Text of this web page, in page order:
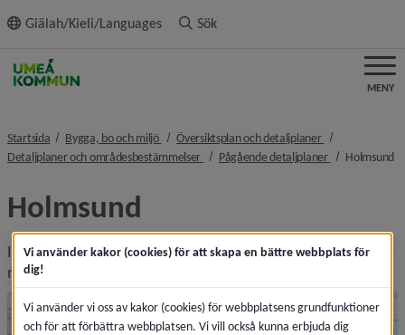
innehållet
Giälah/Kieli/Languages Sök
MENY
Startsida Bygga, bo och miljö nivå i brödsmulenavigeringen
Översiktsplan och detaljplaner nivå i
Detaljplaner och områdesbestämmelser nivå i brödsmulenavigeringen
Pågående detaljplaner nivå i
Holmsund
Holmsund
I kartan nedan hittar du pågående detaljplaner. I sidans
meny hittar du planerna listade efter fastighetsbeteckning.
Vi använder kakor (cookies) för att skapa en bättre webbplats för
dig!
Vi använder vi oss av kakor (cookies) för webbplatsens grundfunktioner
och för att förbättra webbplatsen. Vi vill också kunna erbjuda dig